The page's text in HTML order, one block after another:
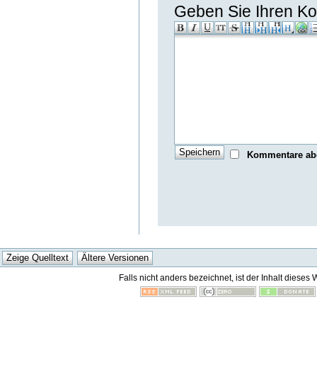
Geben Sie Ihren
Kommentare
Falls nicht anders bezeichnet, ist der Inhalt dieses